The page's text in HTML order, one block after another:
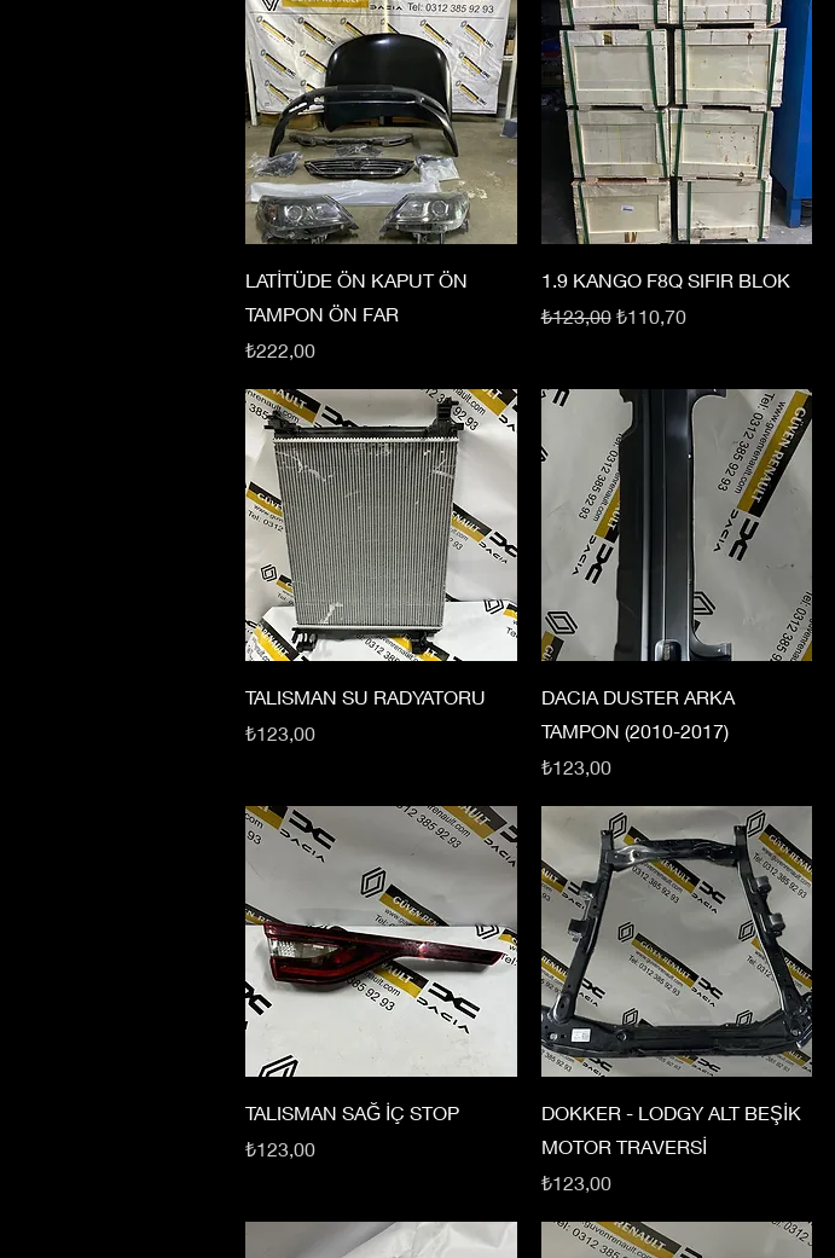
LATİTÜDE ÖN KAPUT ÖN
TAMPON ÖN FAR
Fiyat
₺222,00
1.9 KANGO F8Q SIFIR BLOK
Normal Fiyat
₺123,00 İndirimli Fiyat
₺110,70
TALISMAN SU RADYATORU
Fiyat
₺123,00
DACIA DUSTER ARKA
TAMPON (2010-2017)
Fiyat
₺123,00
TALISMAN SAĞ İÇ STOP
Fiyat
₺123,00
DOKKER - LODGY ALT BEŞİK
MOTOR TRAVERSİ
Fiyat
₺123,00